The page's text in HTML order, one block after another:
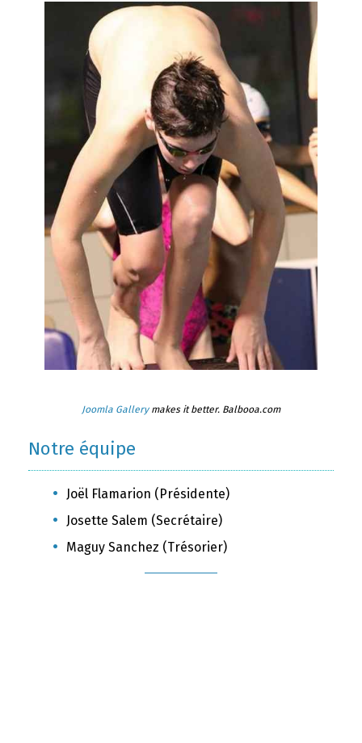
Joomla Gallerymakes it better. Balbooa.com
Notre équipe
Joël Flamarion (Présidente)
Josette Salem (Secrétaire)
Maguy Sanchez (Trésorier)